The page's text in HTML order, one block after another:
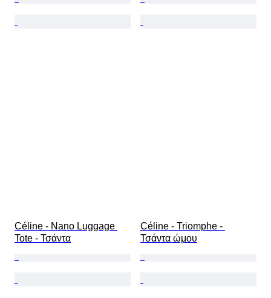
Céline - Nano Luggage
Tote - Τσάντα
Céline - Triomphe -
Τσάντα ώμου